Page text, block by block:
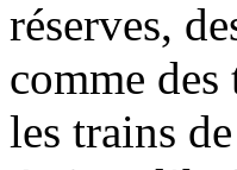
réserves,
comme
les trains